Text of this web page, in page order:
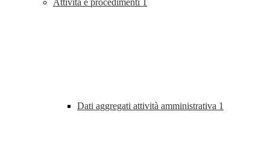
Attività e procedimenti 1
Dati aggregati attività amministrativa 1